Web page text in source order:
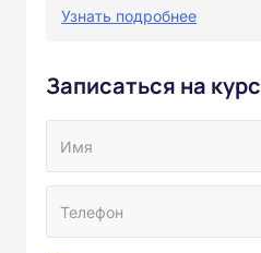
Узнать подробнее
Записаться на курс